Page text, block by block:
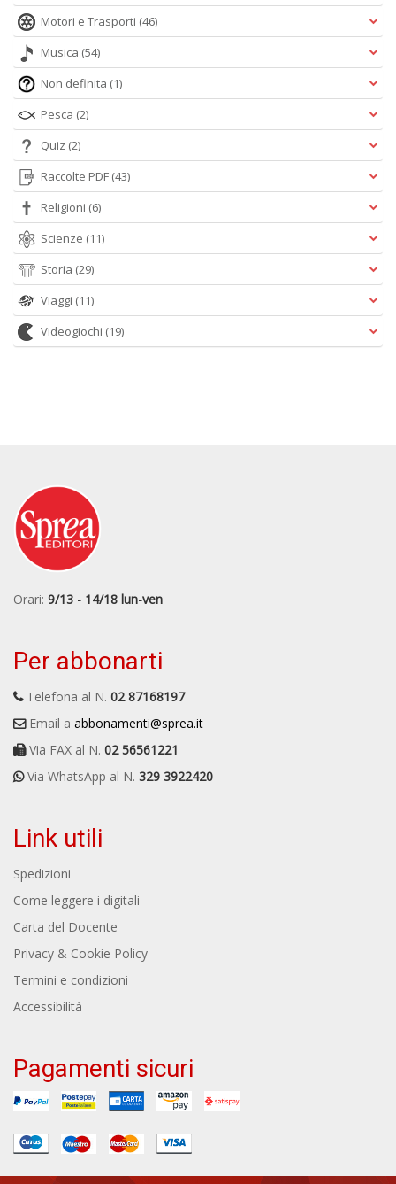
Motori e Trasporti (46)
Musica (54)
Non definita (1)
Pesca (2)
Quiz (2)
Raccolte PDF (43)
Religioni (6)
Scienze (11)
Storia (29)
Viaggi (11)
Videogiochi (19)
Orari: 9/13 - 14/18 lun-ven
Per abbonarti
Telefona al N. 02 87168197
Email a abbonamenti@sprea.it
Via FAX al N. 02 56561221
Via WhatsApp al N. 329 3922420
Link utili
Spedizioni
Come leggere i digitali
Carta del Docente
Privacy & Cookie Policy
Termini e condizioni
Accessibilità
Pagamenti sicuri